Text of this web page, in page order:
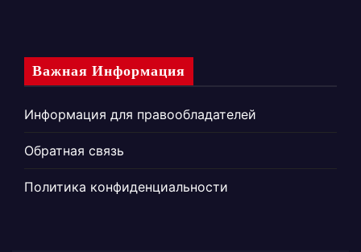
Важная Информация
Информация для правообладателей
Обратная связь
Политика конфиденциальности